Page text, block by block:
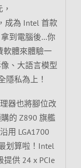
成為 Intel 首款
到電腦後…你
軟體來體驗一
、大語言模型
隱私為上！
器也將腳位改
的 Z890 旗艦
用 LGA1700
划算啦！Intel
供 24 x PCIe